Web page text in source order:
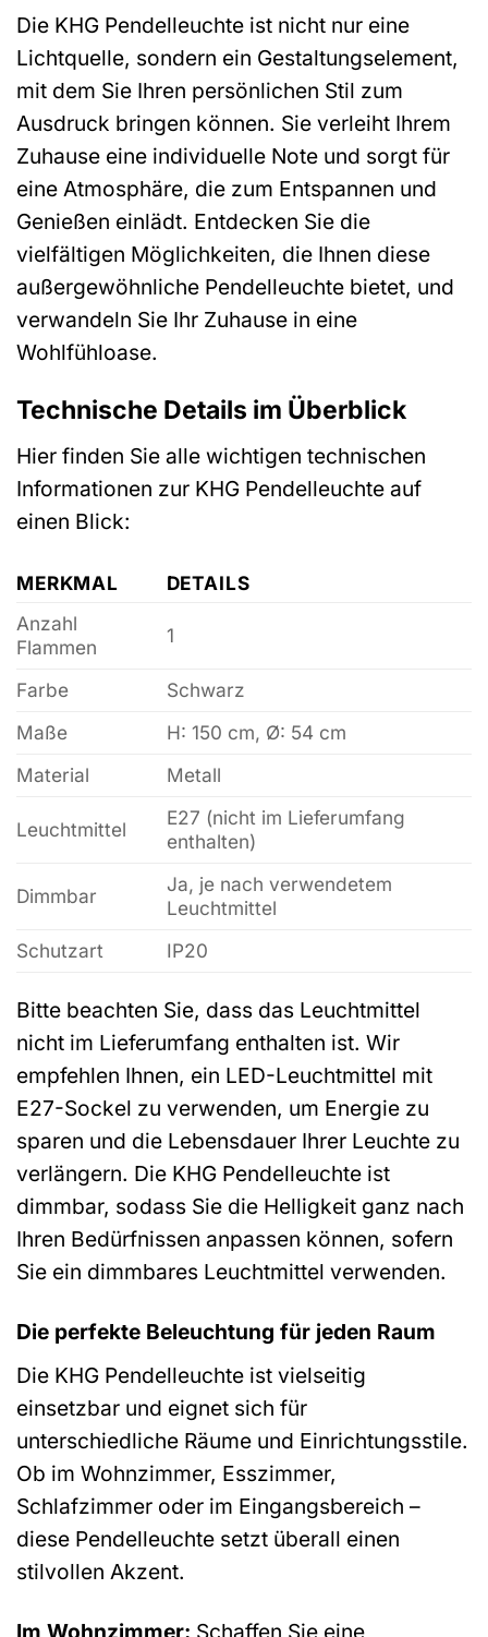
Die KHG Pendelleuchte ist nicht nur eine
Lichtquelle, sondern ein Gestaltungselement,
mit dem Sie Ihren persönlichen Stil zum
Ausdruck bringen können. Sie verleiht Ihrem
Zuhause eine individuelle Note und sorgt für
eine Atmosphäre, die zum Entspannen und
Genießen einlädt. Entdecken Sie die
vielfältigen Möglichkeiten, die Ihnen diese
außergewöhnliche Pendelleuchte bietet, und
verwandeln Sie Ihr Zuhause in eine
Wohlfühloase.
Technische Details im Überblick
Hier finden Sie alle wichtigen technischen
Informationen zur KHG Pendelleuchte auf
einen Blick:
MERKMAL
DETAILS
Anzahl
Flammen
1
Farbe
Schwarz
Maße
H: 150 cm, Ø: 54 cm
Material
Metall
Leuchtmittel
E27 (nicht im Lieferumfang
enthalten)
Dimmbar
Ja, je nach verwendetem
Leuchtmittel
Schutzart
IP20
Bitte beachten Sie, dass das Leuchtmittel
nicht im Lieferumfang enthalten ist. Wir
empfehlen Ihnen, ein LED-Leuchtmittel mit
E27-Sockel zu verwenden, um Energie zu
sparen und die Lebensdauer Ihrer Leuchte zu
verlängern. Die KHG Pendelleuchte ist
dimmbar, sodass Sie die Helligkeit ganz nach
Ihren Bedürfnissen anpassen können, sofern
Sie ein dimmbares Leuchtmittel verwenden.
Die perfekte Beleuchtung für jeden Raum
Die KHG Pendelleuchte ist vielseitig
einsetzbar und eignet sich für
unterschiedliche Räume und Einrichtungsstile.
Ob im Wohnzimmer, Esszimmer,
Schlafzimmer oder im Eingangsbereich –
diese Pendelleuchte setzt überall einen
stilvollen Akzent.
Im Wohnzimmer: Schaffen Sie eine